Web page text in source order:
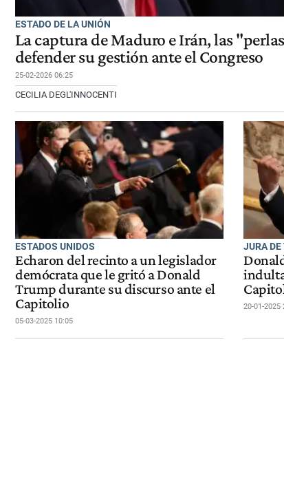
ESTADO DE LA UNIÓN
La captura de Maduro e Irán, las
defender su gestión ante el Congreso
25-02-2026 06:25
CECILIA DEGL'INNOCENTI
ESTADOS UNIDOS
Echaron del recinto a un legislador
demócrata que le gritó a Donald
Trump durante su discurso ante el
Capitolio
05-03-2025 10:05
JURA DE
20-01-2025